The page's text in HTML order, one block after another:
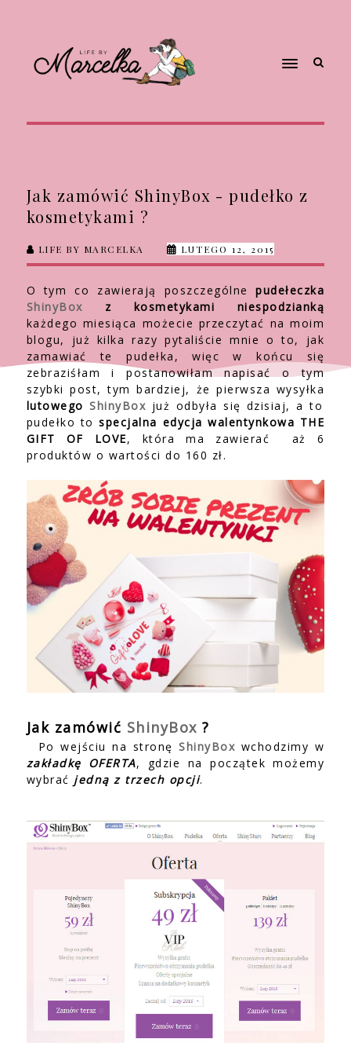
Jak zamówić ShinyBox - pudełko z
kosmetykami ?
LIFE BY MARCELKA LUTEGO 12, 2015
O tym co zawierają poszczególne
pudełeczka
ShinyBox z kosmetykami niespodzianką
każdego miesiąca możecie przeczytać na moim
blogu, już kilka razy pytaliście mnie o to, jak
zamawiać te pudełka, więc w końcu się
zebraziśłam i postanowiłam napisać o tym
szybki post, tym bardziej, że pierwsza wysyłka
lutowego ShinyBox już odbyła się dzisiaj, a to
pudełko tospecjalna edycja walentynkowa THE
GIFT OF LOVE, która ma zawierać aż 6
produktów o wartości do 160 zł.
Jak zamówić ShinyBox ?
Po wejściu na stronęShinyBox wchodzimy w
zakładkę OFERTA, gdzie na początek możemy
wybrać jedną z trzech opcji.